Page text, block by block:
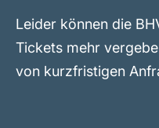
Leider können die
Tickets mehr
von kurzfristigen